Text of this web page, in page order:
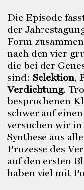
Die Episode
der
Form
nach den vier
die bei der
sind: Selektion,
Verdichtung.
besprochenen
schwer auf
versuchen wir
Synthese aus
Prozesse des
auf den ersten
haben viel mit